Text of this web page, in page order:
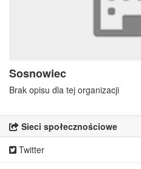
Sosnowiec
Brak opisu dla tej organizacji
Sieci społecznościowe
Twitter